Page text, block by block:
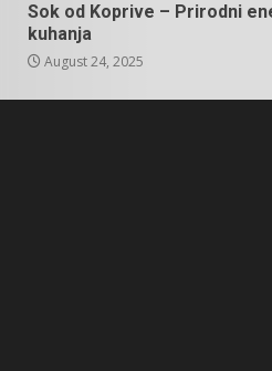
Sok od Koprive – Prirodni
kuhanja
August 24, 2025